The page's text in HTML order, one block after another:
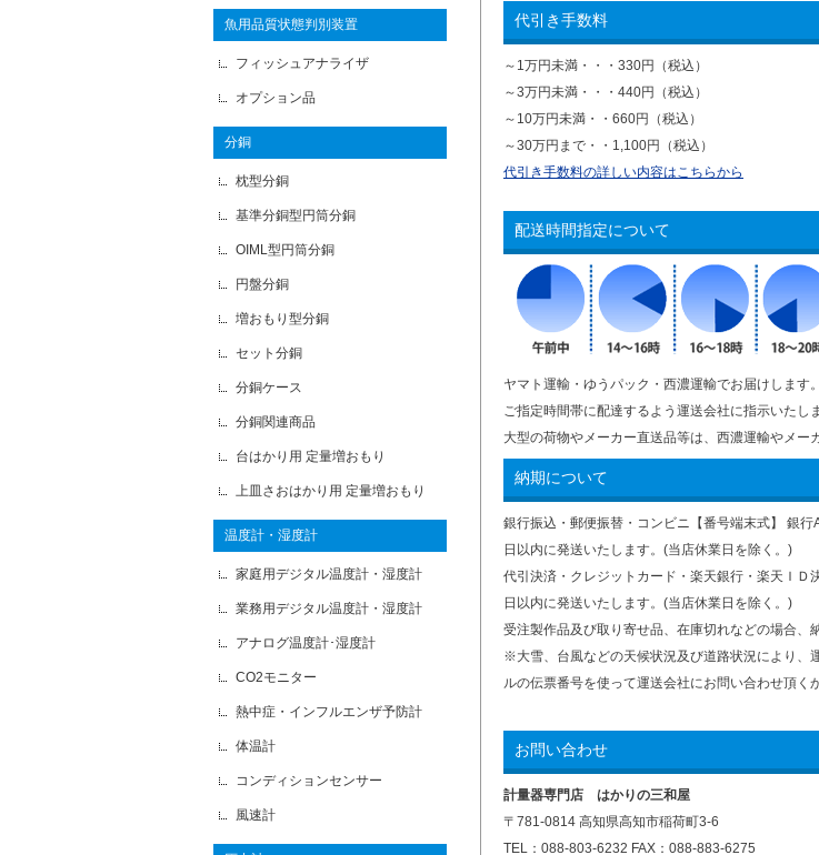
代引き手数料
～1万円未満・・・330円（税込）
～3万円未満・・・440円（税込）
～10万円未満・・660円（税込）
～30万円まで・・1,100円（税込）
代引き手数料の詳しい内容はこちらから
配送時間指定について
ヤマト運輸・ゆうパック・西濃運輸でお届けします。
ご指定時間帯に配達するよう運送会社に指示いたし
大型の荷物やメーカー直送品等は、西濃運輸やメー
納期について
銀行振込・郵便振替・コンビニ【番号端末式】 銀
日以内に発送いたします。(当店休業日を除く。)
代引決済・クレジットカード・楽天銀行・楽天Ｉ
日以内に発送いたします。(当店休業日を除く。)
受注製作品及び取り寄せ品、在庫切れなどの場合、
※大雪、台風などの天候状況及び道路状況により、
ルの伝票番号を使って運送会社にお問い合わせ頂く
お問い合わせ
計量器専門店 はかりの三和屋
〒781-0814 高知県高知市稲荷町3-6
TEL：088-803-6232 FAX：088-883-6275
魚用品質状態判別装置
フィッシュアナライザ
オプション品
分銅
枕型分銅
基準分銅型円筒分銅
OIML型円筒分銅
円盤分銅
増おもり型分銅
セット分銅
分銅ケース
分銅関連商品
台はかり用 定量増おもり
上皿さおはかり用 定量増おもり
温度計・湿度計
家庭用デジタル温度計・湿度計
業務用デジタル温度計・湿度計
アナログ温度計･湿度計
CO2モニター
熱中症・インフルエンザ予防計
体温計
コンディションセンサー
風速計